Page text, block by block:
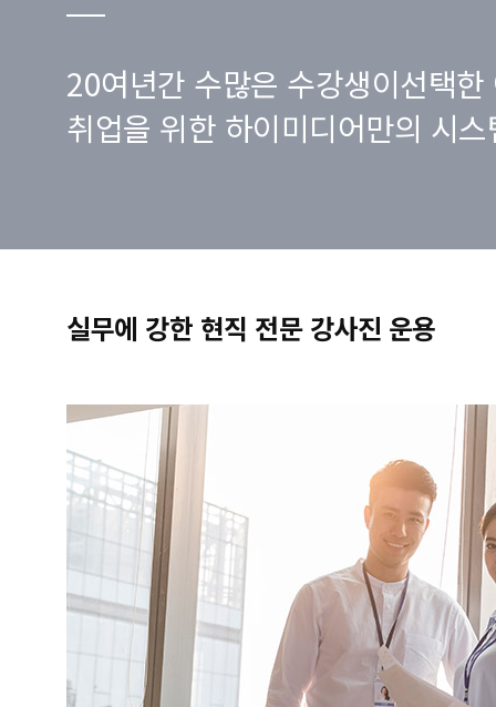
20여년간 수많은 수강생이선택한
취업을 위한 하이미디어만의 시
실무에 강한 현직 전문 강사진 운용